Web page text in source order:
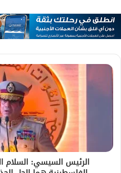
الرئيس السيسي: السلام